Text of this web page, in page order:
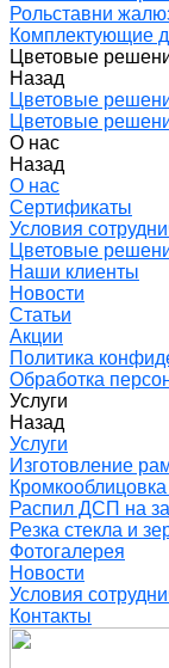
Рольставни
Комплектующие
Цветовые
Назад
Цветовые
Цветовые
О нас
Назад
О нас
Сертификаты
Условия
Цветовые
Наши клиенты
Новости
Статьи
Акции
Политика
Обработка
Услуги
Назад
Услуги
Изготовление
Распил ДСП на
Резка стекла и
Фотогалерея
Новости
Условия
Контакты